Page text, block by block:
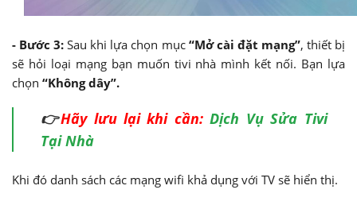
- Bước 3: Sau khi lựa chọn mục“Mở cài đặt mạng”, thiết bị
sẽ hỏi loại mạng bạn muốn tivi nhà mình kết nối. Bạn lựa
chọn “Không dây”.
👉Hãy lưu lại khi cần:Dịch Vụ Sửa Tivi
Tại Nhà
Khi đó danh sách các mạng wifi khả dụng với TV sẽ hiển thị.